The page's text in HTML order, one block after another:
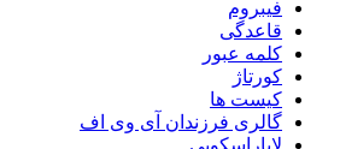
فیبروم
قاعدگی
کلمه عبور
کورتاژ
کیست ها
گالری فرزندان آی وی اف